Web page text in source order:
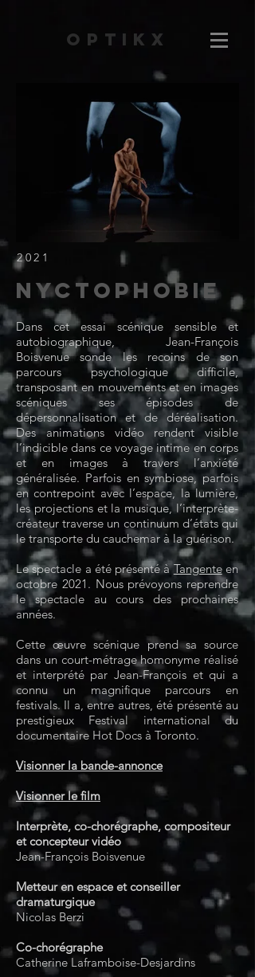
OPTIKX
2021
Nyctophobie
Dans cet essai scénique sensible et
autobiographique, Jean-François
Boisvenue sonde les recoins de son
parcours psychologique difficile,
transposant en mouvements et en images
scéniques ses épisodes de
dépersonnalisation et de déréalisation.
Des animations vidéo rendent visible
l’indicible dans ce voyage intime en corps
et en images à travers l’anxiété
généralisée. Parfois en symbiose, parfois
en contrepoint avec l’espace, la lumière,
les projections et la musique, l’interprète-
créateur traverse un continuum d’états qui
le transporte du cauchemar à la guérison.
Le spectacle a été présenté àTangenteen
octobre 2021. Nous prévoyons reprendre
le spectacle au cours des prochaines
années.
Cette œuvre scénique prend sa source
dans un court-métrage homonyme réalisé
et interprété par Jean-François et qui a
connu un magnifique parcours en
festivals. Il a, entre autres, été présenté au
prestigieux Festival international du
documentaire Hot Docs à Toronto.
Visionner la bande-annonce
Visionner le film
Interprète, co-chorégraphe, compositeur
et concepteur vidéo
Jean-François Boisvenue
Metteur en espace et conseiller
dramaturgique
Nicolas Berzi
Co-chorégraphe
Catherine Laframboise-Desjardins